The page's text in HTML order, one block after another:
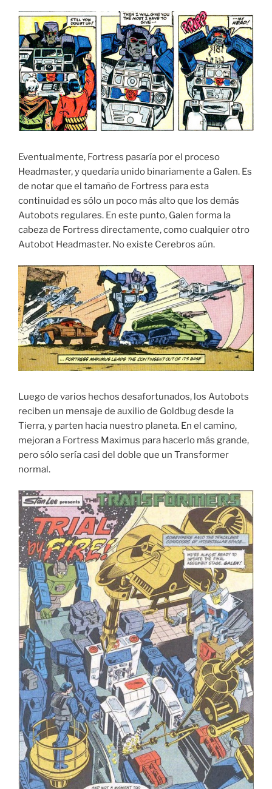
Eventualmente, Fortress pasaría por el proceso
Headmaster, y quedaría unido binariamente a Galen. Es
de notar que el tamaño de Fortress para esta
continuidad es sólo un poco más alto que los demás
Autobots regulares. En este punto, Galen forma la
cabeza de Fortress directamente, como cualquier otro
Autobot Headmaster. No existe Cerebros aún.
Luego de varios hechos desafortunados, los Autobots
reciben un mensaje de auxilio de Goldbug desde la
Tierra, y parten hacia nuestro planeta. En el camino,
mejoran a Fortress Maximus para hacerlo más grande,
pero sólo sería casi del doble que un Transformer
normal.